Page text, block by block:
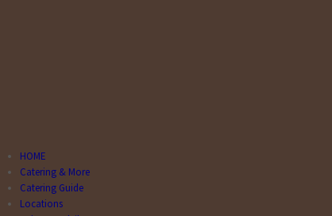
HOME
Catering & More
Catering Guide
Locations